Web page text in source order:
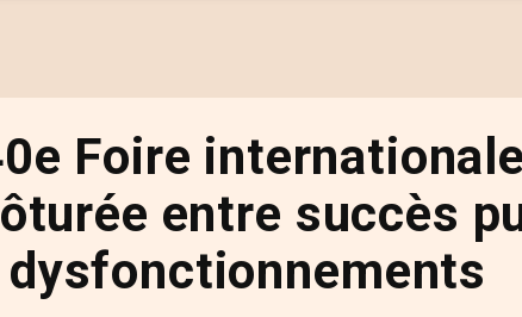
Foire
entre succès
dysfonctionnements